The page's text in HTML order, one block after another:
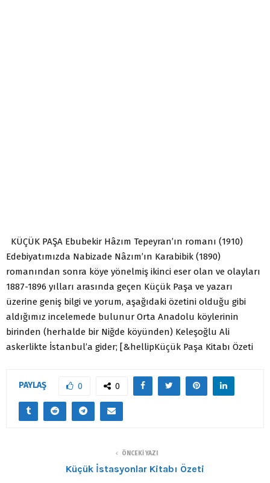
KÜÇÜK PAŞA Ebubekir Hâzım Tepeyran’ın romanı (1910)
Edebiyatımızda Nabizade Nâzım’ın Karabibik (1890)
romanından sonra köye yönelmiş ikinci eser olan ve olayları
1887-1896 yılları arasında geçen Küçük Paşa ve yazarı
üzerine geniş bilgi ve yorum, aşağıdaki özetini olduğu gibi
aldığımız incelemede bulunur Orta Anadolu köylerinin
birinden (herhalde bir Niğde köyünden) Keleşoğlu Ali
askerlikte İstanbul’a gider; [&hellipKüçük Paşa Kitabı Özeti
PAYLAŞ 0 0
ÖNCEKI YAZI
Küçük İstasyonlar Kitabı Özeti